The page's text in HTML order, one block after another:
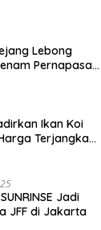
Lebong
Pernapasan
Ikan Koi
Terjangkau
Jadi
JFF di Jakarta